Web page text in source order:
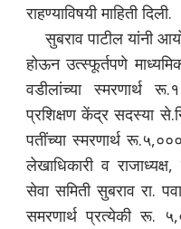
राहण्याविषयी माहिती दिली.
सुबराव पाटील यांनी
होऊन उत्स्फूर्तपणे
वडीलांच्या स्मरणार्थ
प्रशिक्षण केंद्र सदस्या
पतींच्या स्मरणार्थ
लेखाधिकारी व राजाध्यक्ष,
सेवा समिती सुबराव रा.
समरणार्थ प्रत्येकी रू.